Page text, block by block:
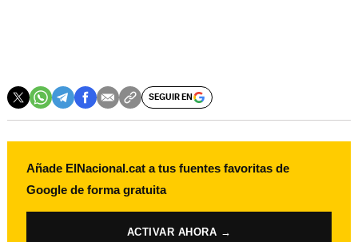
SEGUIR EN
Añade ElNacional.cat a tus fuentes favoritas de
Google de forma gratuita
ACTIVAR AHORA →